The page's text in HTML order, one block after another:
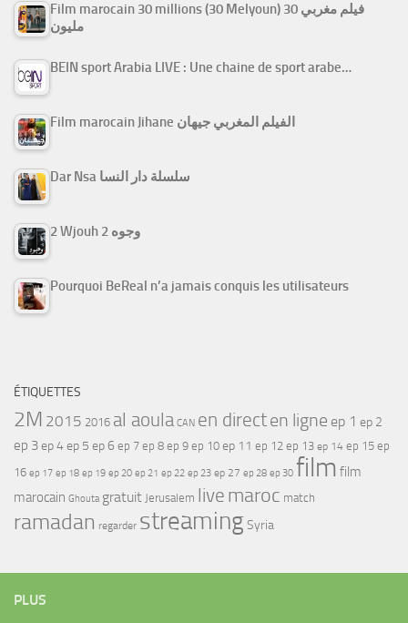
Film marocain 30 millions (30 Melyoun) فيلم مغربي 30
مليون
BEIN sport Arabia LIVE : Une chaine de sport arabe…
Film marocain Jihane الفيلم المغربي جيهان
Dar Nsa سلسلة دار النسا
2 Wjouh 2 وجوه
Pourquoi BeReal n’a jamais conquis les utilisateurs
ÉTIQUETTES
2M 2015 2016 al aoula CAN en directen ligne ep 1 ep 2
ep 3ep 4ep 5 ep 6 ep 7 ep 8 ep 9 ep 10 ep 11 ep 12 ep 13 ep 14 ep 15 ep
16 ep 17 ep 18 ep 19 ep 20 ep 21 ep 22 ep 23 ep 27 ep 28 ep 30 film film
marocain Ghouta gratuit Jerusalem live maroc match
ramadan regarder streamingSyria
PLUS